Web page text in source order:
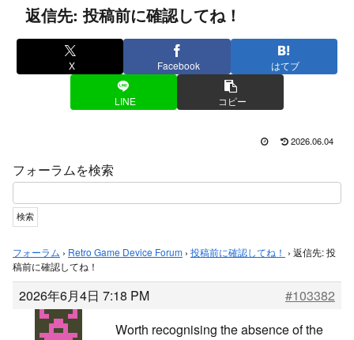
返信先: 投稿前に確認してね！
X Facebook はてブ
LINE コピー
2026.06.04
フォーラムを検索
フォーラム › Retro Game Device Forum › 投稿前に確認してね！ › 返信先: 投
稿前に確認してね！
2026年6月4日 7:18 PM #103382
Worth recognising the absence of the